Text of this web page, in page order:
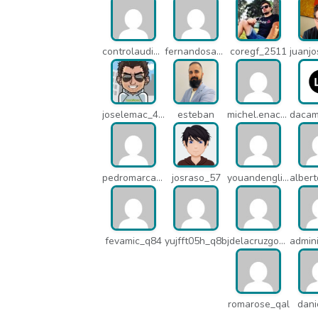
controlaudiovisual_1875 fernandosanche_q11 coregf_2511
joselemac_4098 esteban michel.enacsl_o1y
pedromarcabe_q5o josraso_57 youandenglish_q64
fevamic_q84 yujfft05h_q8b jdelacruzgonzalez2015_q8e
romarose_qal